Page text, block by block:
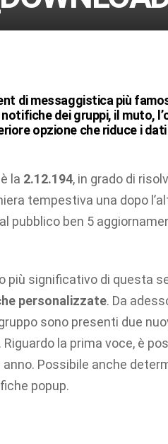
di messaggistica più
dei gruppi, il muto,
opzione che riduce i
la 2.12.194, in grado di
tempestiva una dopo
pubblico ben 5
più significativo di questa
personalizzate. Da
sono presenti due
. Riguardo la prima voce, è
Possibile anche
popup.